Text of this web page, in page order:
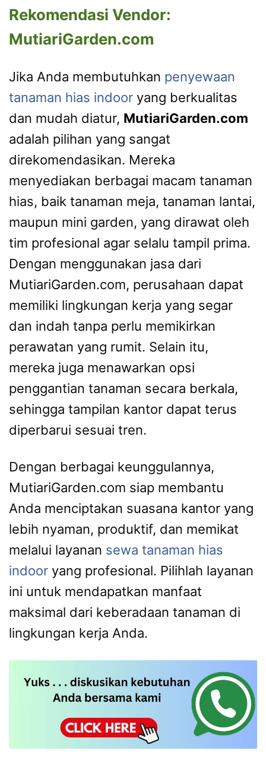
Rekomendasi Vendor:
MutiariGarden.com
Jika Anda membutuhkan penyewaan
tanaman hias indoor yang berkualitas
dan mudah diatur, MutiariGarden.com
adalah pilihan yang sangat
direkomendasikan. Mereka
menyediakan berbagai macam tanaman
hias, baik tanaman meja, tanaman lantai,
maupun mini garden, yang dirawat oleh
tim profesional agar selalu tampil prima.
Dengan menggunakan jasa dari
MutiariGarden.com, perusahaan dapat
memiliki lingkungan kerja yang segar
dan indah tanpa perlu memikirkan
perawatan yang rumit. Selain itu,
mereka juga menawarkan opsi
penggantian tanaman secara berkala,
sehingga tampilan kantor dapat terus
diperbarui sesuai tren.
Dengan berbagai keunggulannya,
MutiariGarden.com siap membantu
Anda menciptakan suasana kantor yang
lebih nyaman, produktif, dan memikat
melalui layanan sewa tanaman hias
indoor yang profesional. Pilihlah layanan
ini untuk mendapatkan manfaat
maksimal dari keberadaan tanaman di
lingkungan kerja Anda.